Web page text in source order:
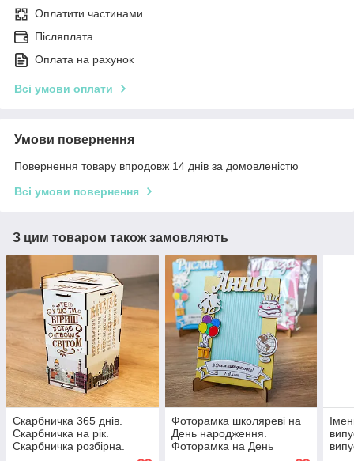
Оплатити частинами
Післяплата
Оплата на рахунок
Всі умови оплати
Умови повернення
Повернення товару впродовж 14 днів за домовленістю
Всі умови повернення
З цим товаром також замовляють
Скарбничка 365 днів.
Скарбничка на рік.
Скарбничка розбірна.
Фоторамка школяреві на
День народження.
Фоторамка на День
народження Подарунок на